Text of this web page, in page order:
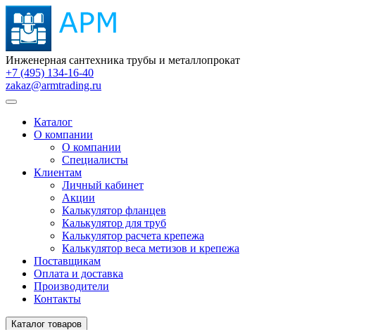
Инженерная сантехника трубы и металлопрокат
+7 (495) 134-16-40
zakaz@armtrading.ru
Каталог
О компании
О компании
Специалисты
Клиентам
Личный кабинет
Акции
Калькулятор фланцев
Калькулятор для труб
Калькулятор расчета крепежа
Калькулятор веса метизов и крепежа
Поставщикам
Оплата и доставка
Производители
Контакты
Каталог товаров